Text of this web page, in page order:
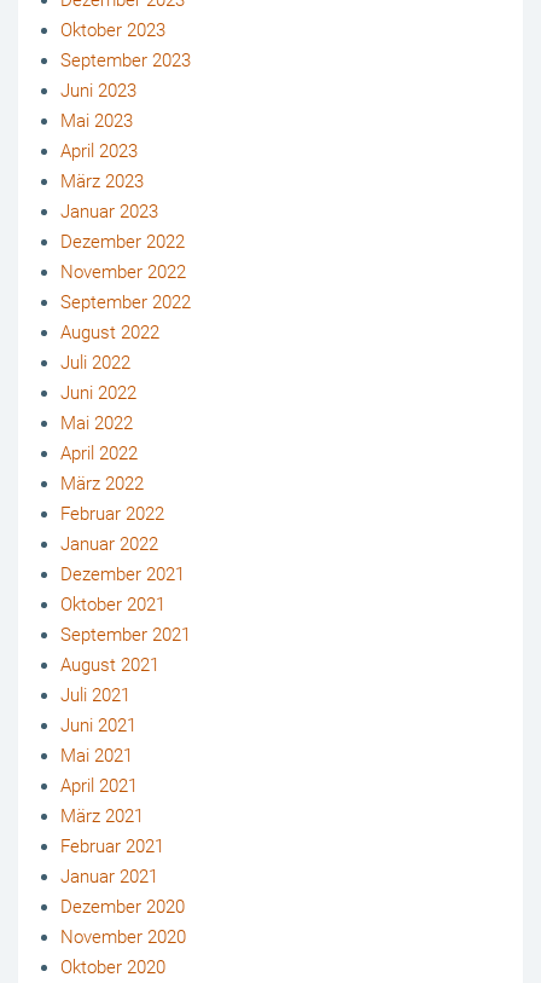
Oktober 2023
September 2023
Juni 2023
Mai 2023
April 2023
März 2023
Januar 2023
Dezember 2022
November 2022
September 2022
August 2022
Juli 2022
Juni 2022
Mai 2022
April 2022
März 2022
Februar 2022
Januar 2022
Dezember 2021
Oktober 2021
September 2021
August 2021
Juli 2021
Juni 2021
Mai 2021
April 2021
März 2021
Februar 2021
Januar 2021
Dezember 2020
November 2020
Oktober 2020